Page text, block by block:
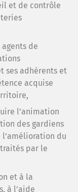
et de contrôle
de
ses adhérents et
acquise
l’animation
des gardiens
du
par le
et à la
à l’aide